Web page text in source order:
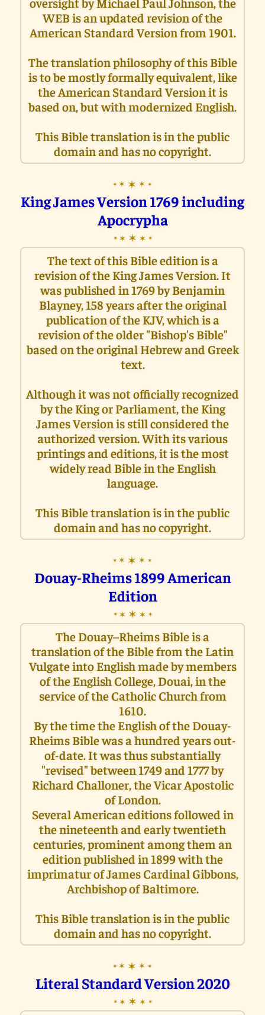
WEB is an updated revision of the
American Standard Version from 1901.
The translation philosophy of this Bible
is to be mostly formally equivalent, like
the American Standard Version it is
based on, but with modernized English.
This Bible translation is in the public
domain and has no copyright.
✶ ✶ ✶ ✶ ✶
King James Version 1769 including
Apocrypha
✶ ✶ ✶ ✶ ✶
The text of this Bible edition is a
revision of the King James Version. It
was published in 1769 by Benjamin
Blayney, 158 years after the original
publication of the KJV, which is a
revision of the older "Bishop's Bible"
based on the original Hebrew and Greek
text.
Although it was not officially recognized
by the King or Parliament, the King
James Version is still considered the
authorized version. With its various
printings and editions, it is the most
widely read Bible in the English
language.
This Bible translation is in the public
domain and has no copyright.
✶ ✶ ✶ ✶ ✶
Douay-Rheims 1899 American
Edition
✶ ✶ ✶ ✶ ✶
The Douay–Rheims Bible is a
translation of the Bible from the Latin
Vulgate into English made by members
of the English College, Douai, in the
service of the Catholic Church from
1610.
By the time the English of the Douay-
Rheims Bible was a hundred years out-
of-date. It was thus substantially
"revised" between 1749 and 1777 by
Richard Challoner, the Vicar Apostolic
of London.
Several American editions followed in
the nineteenth and early twentieth
centuries, prominent among them an
edition published in 1899 with the
imprimatur of James Cardinal Gibbons,
Archbishop of Baltimore.
This Bible translation is in the public
domain and has no copyright.
✶ ✶ ✶ ✶ ✶
Literal Standard Version 2020
✶ ✶ ✶ ✶ ✶